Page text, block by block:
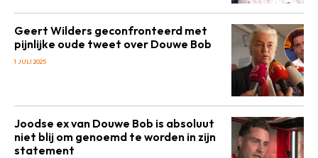
Geert Wilders geconfronteerd met
pijnlijke oude tweet over Douwe Bob
1 JULI 2025
Joodse ex van Douwe Bob is absoluut
niet blij om genoemd te worden in zijn
statement